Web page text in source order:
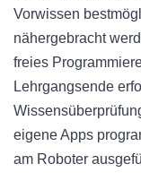
Vorwissen
nähergebracht
freies
Lehrgangsende
eigene Apps
am Roboter